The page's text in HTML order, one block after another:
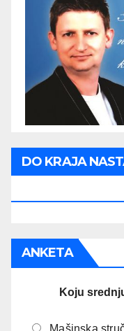
DO KRAJA
ANKETA
Koju
Mašinska